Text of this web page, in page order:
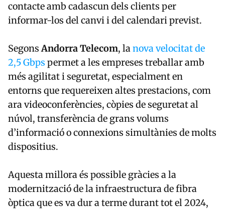
contacte amb cadascun dels clients per
informar-los del canvi i del calendari previst.
SegonsAndorra Telecom, lanova velocitat de
2,5 Gbps permet a les empreses treballar amb
més agilitat i seguretat, especialment en
entorns que requereixen altes prestacions, com
ara videoconferències, còpies de seguretat al
núvol, transferència de grans volums
d’informació o connexions simultànies de molts
dispositius.
Aquesta millora és possible gràcies a la
modernització de la infraestructura de fibra
òptica que es va dur a terme durant tot el 2024,